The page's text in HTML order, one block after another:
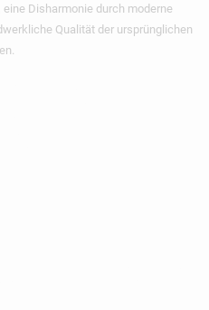
Disharmonie durch moderne
Qualität der ursprünglichen